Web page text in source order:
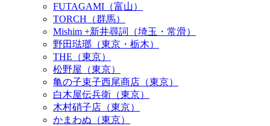
FUTAGAMI（富山）
TORCH（群馬）
Mishim +新井尋詞（埼玉・常滑）
野田琺瑯（東京・栃木）
THE（東京）
松野屋（東京）
亀の子束子西尾商店（東京）
白木屋伝兵衛（東京）
木村硝子店（東京）
かまわぬ（東京）